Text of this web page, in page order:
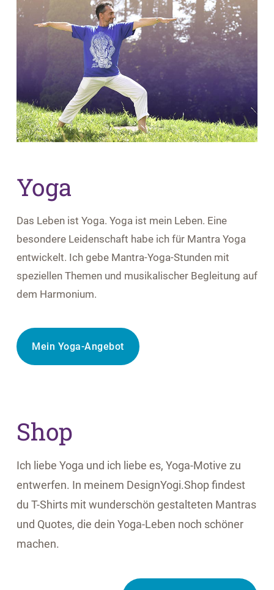
Yoga
Das Leben ist Yoga. Yoga ist mein Leben. Eine
besondere Leidenschaft habe ich für Mantra Yoga
entwickelt. Ich gebe Mantra-Yoga-Stunden mit
speziellen Themen und musikalischer Begleitung auf
dem Harmonium.
Mein Yoga-Angebot
Shop
Ich liebe Yoga und ich liebe es, Yoga-Motive zu
entwerfen. In meinem DesignYogi.Shop findest
du T-Shirts mit wunderschön gestalteten Mantras
und Quotes, die dein Yoga-Leben noch schöner
machen.